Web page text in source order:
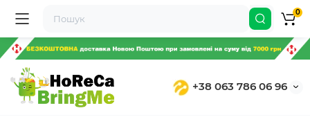
+38 063 786 06 96
0